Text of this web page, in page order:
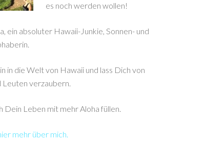
es noch werden wollen!
ein absoluter Hawaii-Junkie, Sonnen- und
in die Welt von Hawaii und lass Dich von
Leuten verzaubern.
Dein Leben mit mehr Aloha füllen.
mehr über mich.